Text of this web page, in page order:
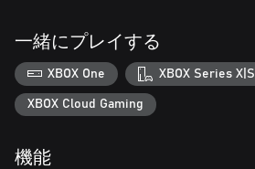
一緒にプレイする
XBOX One XBOX Series X|S
XBOX Cloud Gaming
機能